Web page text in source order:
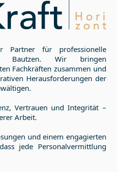
Partner für professionelle
Bautzen. Wir bringen
Fachkräften zusammen und
Herausforderungen der
Vertrauen und Integrität –
Arbeit.
und einem engagierten
jede Personalvermittlung